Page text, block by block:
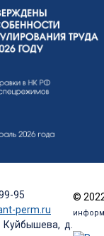
95
perm.ru
д.
©